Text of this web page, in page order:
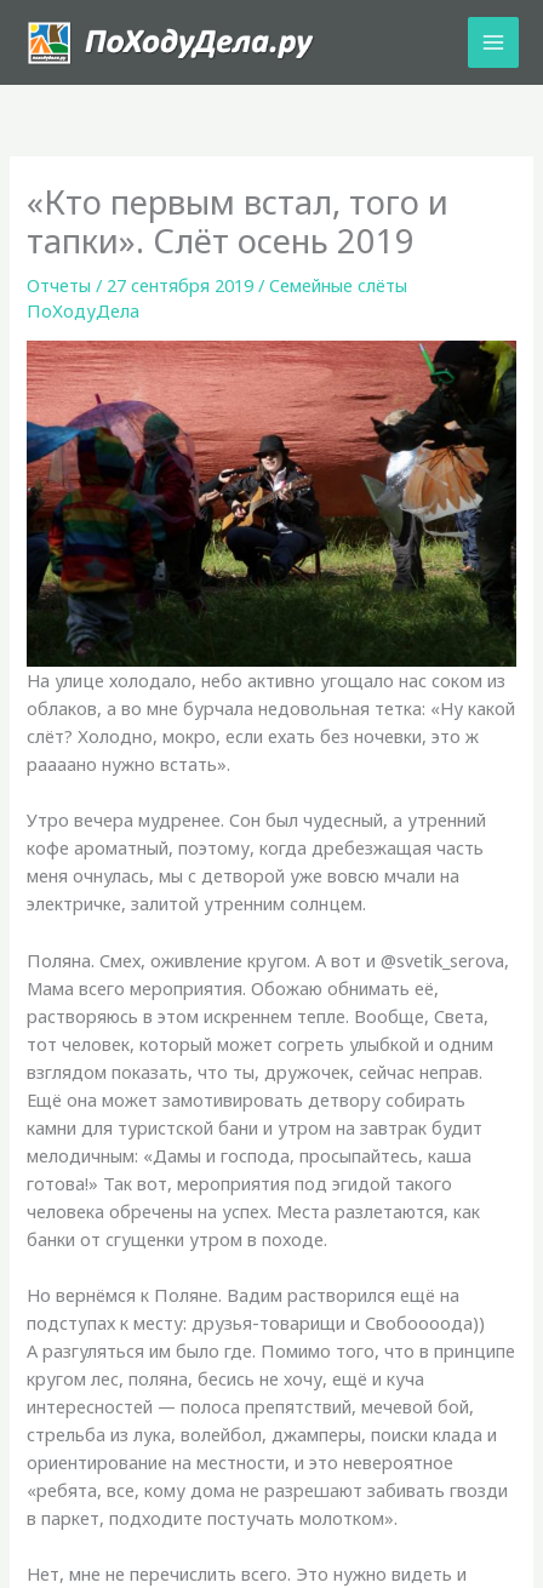
содержимому
«Кто первым встал, того и
тапки». Слёт осень 2019
Отчеты / 27 сентября 2019/Семейные слёты
ПоХодуДела
На улице холодало, небо активно угощало нас соком из
облаков, а во мне бурчала недовольная тетка: «Ну какой
слёт? Холодно, мокро, если ехать без ночевки, это ж
раааано нужно встать».
Утро вечера мудренее. Сон был чудесный, а утренний
кофе ароматный, поэтому, когда дребезжащая часть
меня очнулась, мы с детворой уже вовсю мчали на
электричке, залитой утренним солнцем.
Поляна. Смех, оживление кругом. А вот и @svetik_serova,
Мама всего мероприятия. Обожаю обнимать её,
растворяюсь в этом искреннем тепле. Вообще, Света,
тот человек, который может согреть улыбкой и одним
взглядом показать, что ты, дружочек, сейчас неправ.
Ещё она может замотивировать детвору собирать
камни для туристской бани и утром на завтрак будит
мелодичным: «Дамы и господа, просыпайтесь, каша
готова!» Так вот, мероприятия под эгидой такого
человека обречены на успех. Места разлетаются, как
банки от сгущенки утром в походе.
Но вернёмся к Поляне. Вадим растворился ещё на
подступах к месту: друзья-товарищи и Свобоооода))
А разгуляться им было где. Помимо того, что в принципе
кругом лес, поляна, бесись не хочу, ещё и куча
интересностей — полоса препятствий, мечевой бой,
стрельба из лука, волейбол, джамперы, поиски клада и
ориентирование на местности, и это невероятное
«ребята, все, кому дома не разрешают забивать гвозди
в паркет, подходите постучать молотком».
Нет, мне не перечислить всего. Это нужно видеть и